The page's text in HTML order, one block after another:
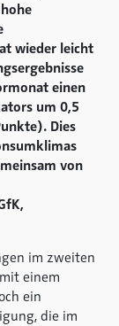
wieder leicht
einen
um 0,5
Dies
von
im zweiten
einem
ein
die im